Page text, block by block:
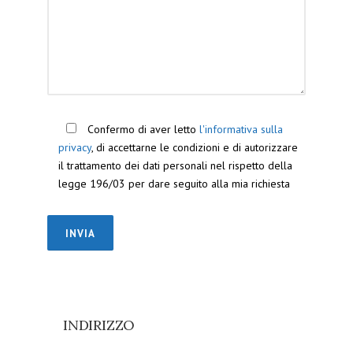
Confermo di aver letto l'informativa sulla
privacy, di accettarne le condizioni e di autorizzare
il trattamento dei dati personali nel rispetto della
legge 196/03 per dare seguito alla mia richiesta
INDIRIZZO